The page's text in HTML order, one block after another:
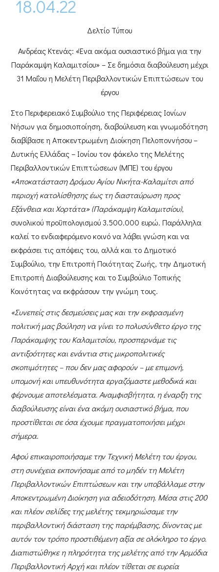
18.04.22
Δελτίο Τύπου
Ανδρέας Κτενάς: «Ένα ακόμα ουσιαστικό βήμα για την
Παράκαμψη Καλαμιτσίου» – Σε δημόσια διαβούλευση μέχρι
31 Μαΐου η Μελέτη Περιβαλλοντικών Επιπτώσεων του
έργου
ΣτοΠεριφερειακό Συμβούλιο τηςΠεριφέρειας Ιονίων
Νήσων για δημοσιοποίηση, διαβούλευση και γνωμοδότηση
διαβίβασε ηΑποκεντρωμένη Διοίκηση Πελοποννήσου –
Δυτικής Ελλάδας – Ιονίου τον φάκελο της Μελέτης
Περιβαλλοντικών Επιπτώσεων (ΜΠΕ) του έργου
«Αποκατάσταση Δρόμου Αγίου Νικήτα-Καλαμίτσι από
περιοχή κατολίσθησης έως τη διασταύρωση προς
Εξάνθεια και Χορτάτα» (Παράκαμψη Καλαμιτσίου),
συνολικού προϋπολογισμού 3.500.000 ευρώ. Παράλληλα
καλεί το ενδιαφερόμενο κοινό να λάβει γνώση και να
εκφράσει τις απόψεις του, αλλά και το Δημοτικό
Συμβούλιο, την Επιτροπή Ποιότητας Ζωής, την Δημοτική
Επιτροπή Διαβούλευσης και το Συμβούλιο Τοπικής
Κοινότητας να εκφράσουν την γνώμη τους.
«Συνεπείς στις δεσμεύσεις μας και την εκφρασμένη
πολιτική μας βούληση να γίνει το πολυσύνθετο έργο της
Παράκαμψης του Καλαμιτσίου, προσπερνάμε τις
αντιξοότητες και ενάντια στις μικροπολιτικές
σκοπιμότητες – που δεν μας αφορούν – με επιμονή,
υπομονή και υπευθυνότητα εργαζόμαστε μεθοδικά και
φέρνουμε αποτελέσματα. Αναμφισβήτητα, η έναρξη της
διαβούλευσης είναι ένα ακόμη ουσιαστικό βήμα, που
προστίθεται σε όσα έχουμε πραγματοποιήσει μέχρι
σήμερα.
Αφού επικαιροποιήσαμε την Τεχνική Μελέτη του έργου,
στη συνέχεια εκπονήσαμε από το μηδέν τη Μελέτη
Περιβαλλοντικών Επιπτώσεων και την υποβάλλαμε στην
Αποκεντρωμένη Διοίκηση για αδειοδότηση. Μέσα στις 200
και πλέον σελίδες της μελέτης τεκμηριώσαμε την
περιβαλλοντική διάσταση της παρέμβασης, δίνοντας με
αυτόν τον τρόπο προστιθέμενη αξία σε ολόκληρο το έργο.
Διαπιστώθηκε η πληρότητα της μελέτης από την Αρμόδια
Περιβαλλοντική Αρχή και πλέον τίθεται σε ευρεία